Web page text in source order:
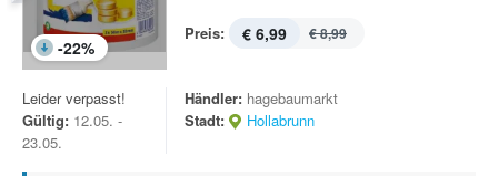
-22%
Preis: € 6,99 € 8,99
Leider verpasst!
Gültig: 12.05. -
23.05.
Händler: hagebaumarkt
Stadt:
Hollabrunn